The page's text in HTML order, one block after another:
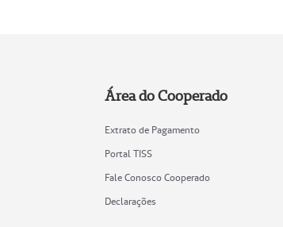
Área do Cooperado
Extrato de Pagamento
Portal TISS
Fale Conosco Cooperado
Declarações